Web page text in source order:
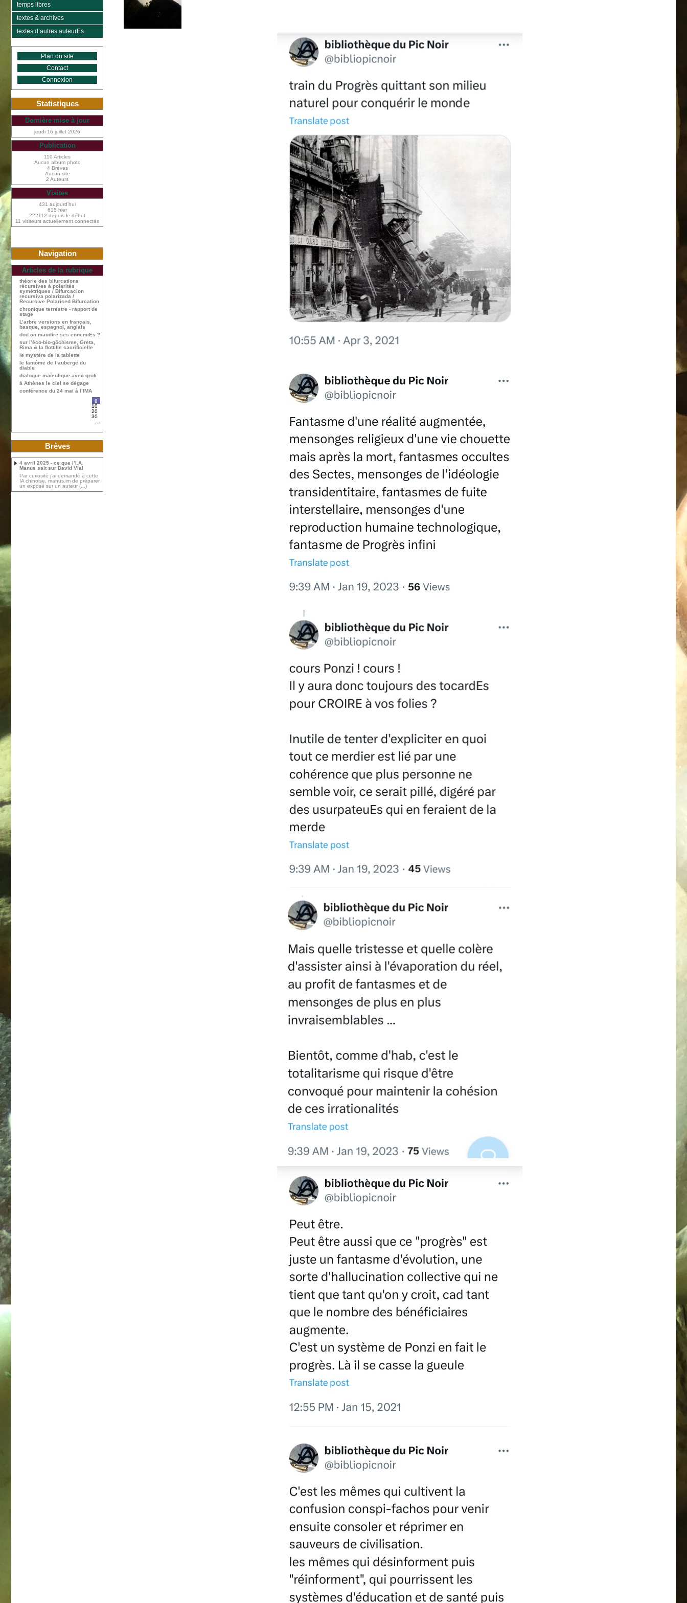
temps libres
textes & archives
textes d’autres auteurEs
Plan du site
Contact
Connexion
Statistiques
Dernière mise à jour
jeudi 16 juillet 2026
Publication
110 Articles
Aucun album photo
4 Brèves
Aucun site
2 Auteurs
Visites
431 aujourd’hui
615 hier
222112 depuis le début
11 visiteurs actuellement connectés
Navigation
Articles de la rubrique
théorie des bifurcations
récursives à polarités
symétriques / Bifurcacion
recursiva polarizada /
Recursive Polarised Bifurcation
chronique terrestre - rapport de
stage
L’arbre versions en français,
basque, espagnol, anglais
doit on maudire ses ennemiEs ?
sur l’éco-bio-gôchisme, Greta,
Rima & la flottille sacrificielle
le mystère de la tablette
le fantôme de l’auberge du
diable
dialogue maïeutique avec grok
à Athènes le ciel se dégage
conférence du 24 mai à l’IMA
0
10
20
30
Brèves
4 avril 2025 - ce que l’I.A.
Manus sait sur David Vial
Par curiosité j’ai demandé à cette
IA chinoise, manus.im de préparer
un exposé sur un auteur (...)